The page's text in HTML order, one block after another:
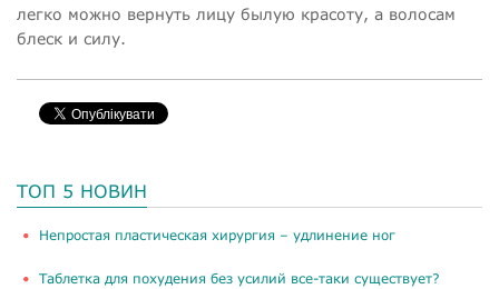
легко можно вернуть лицу былую красоту, а волосам
блеск и силу.
ТОП 5 НОВИН
​Непростая пластическая хирургия – удлинение ног
Таблетка для похудения без усилий все-таки существует?